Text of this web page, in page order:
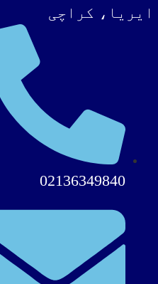
ایریا، کراچی
02136349840